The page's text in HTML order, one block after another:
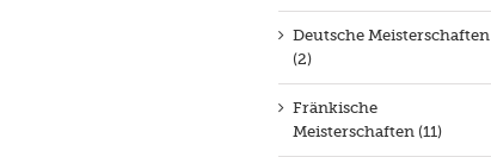
Deutsche Meisterschaften
(2)
Fränkische
Meisterschaften (11)